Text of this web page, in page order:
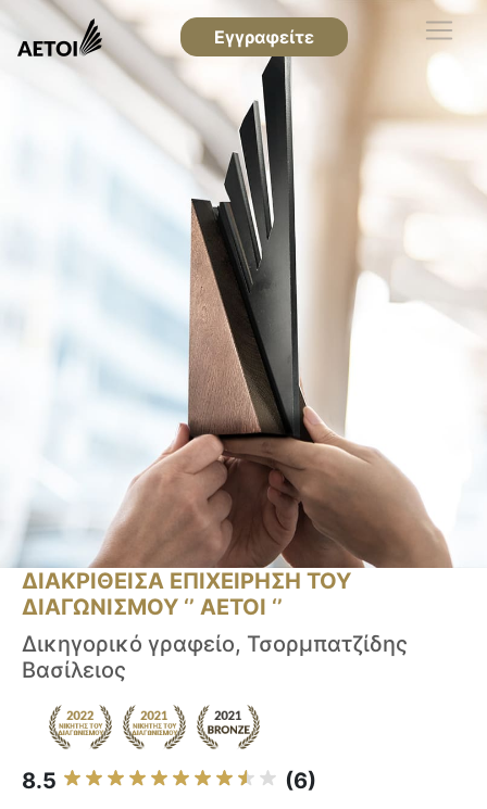
Εγγραφείτε
ΔΙΑΚΡΙΘΕΙΣΑ ΕΠΙΧΕΙΡΗΣΗ ΤΟΥ
ΔΙΑΓΩΝΙΣΜΟΥ ‘’ ΑΕΤΟΙ ‘’
Δικηγορικό γραφείο, Τσορμπατζίδης
Βασίλειος
8.5 (6)